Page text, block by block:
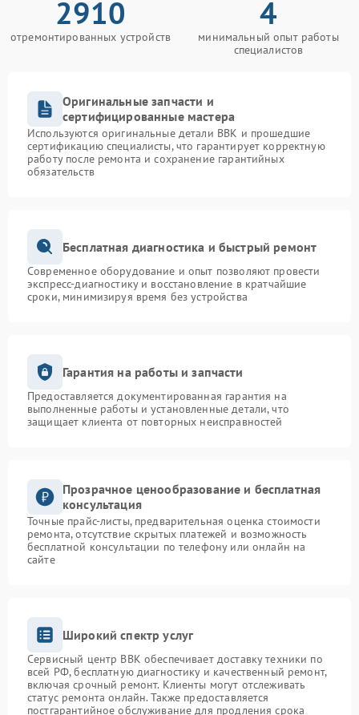
2910
отремонтированных устройств
4
минимальный опыт работы
специалистов
Оригинальные запчасти и
сертифицированные мастера
Используются оригинальные детали BBK и прошедшие
сертификацию специалисты, что гарантирует корректную
работу после ремонта и сохранение гарантийных
обязательств
Бесплатная диагностика и быстрый ремонт
Современное оборудование и опыт позволяют провести
экспресс-диагностику и восстановление в кратчайшие
сроки, минимизируя время без устройства
Гарантия на работы и запчасти
Предоставляется документированная гарантия на
выполненные работы и установленные детали, что
защищает клиента от повторных неисправностей
Прозрачное ценообразование и бесплатная
консультация
Точные прайс-листы, предварительная оценка стоимости
ремонта, отсутствие скрытых платежей и возможность
бесплатной консультации по телефону или онлайн на
сайте
Широкий спектр услуг
Сервисный центр BBK обеспечивает доставку техники по
всей РФ, бесплатную диагностику и качественный ремонт,
включая срочный ремонт. Клиенты могут отслеживать
статус ремонта онлайн. Также предоставляется
постгарантийное обслуживание для продления срока